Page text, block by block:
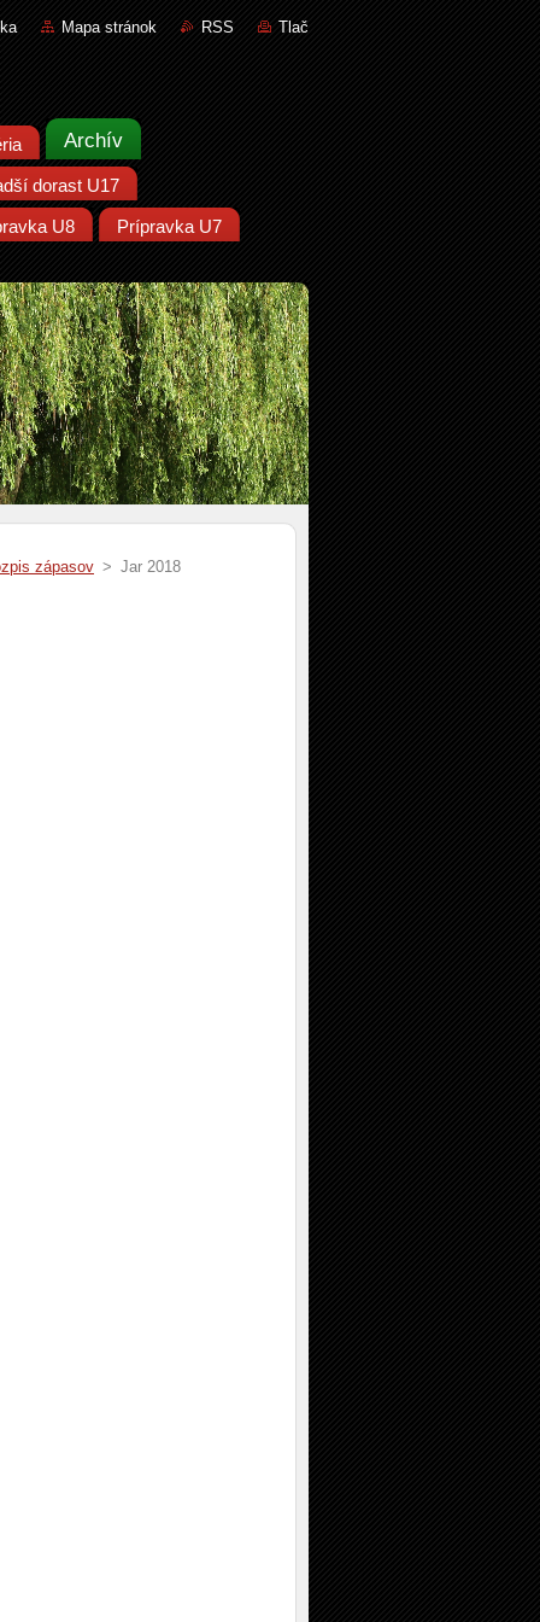
Mapa stránok RSS Tlač
Archív
dorast U17
U8 Prípravka U7
zápasov > Jar 2018